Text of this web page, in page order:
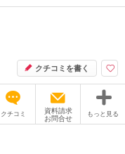
クチコミを書く
クチコミ
資料請求
お問合せ
もっと見る